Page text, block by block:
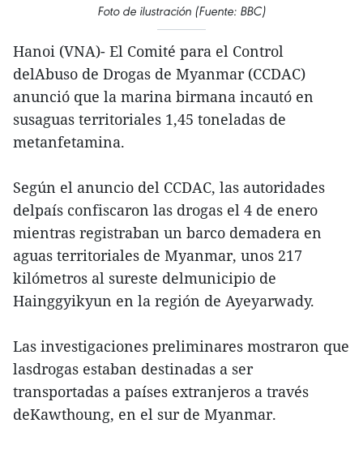
Foto de ilustración (Fuente: BBC)
Hanoi (VNA)- El Comité para el Control
delAbuso de Drogas de Myanmar (CCDAC)
anunció que la marina birmana incautó en
susaguas territoriales 1,45 toneladas de
metanfetamina.
Según el anuncio del CCDAC, las autoridades
delpaís confiscaron las drogas el 4 de enero
mientras registraban un barco demadera en
aguas territoriales de Myanmar, unos 217
kilómetros al sureste delmunicipio de
Hainggyikyun en la región de Ayeyarwady.
Las investigaciones preliminares mostraron que
lasdrogas estaban destinadas a ser
transportadas a países extranjeros a través
deKawthoung, en el sur de Myanmar.